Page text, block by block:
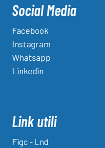
Social Media
Facebook
Instagram
Whatsapp
Linkedin
Link utili
Figc - Lnd